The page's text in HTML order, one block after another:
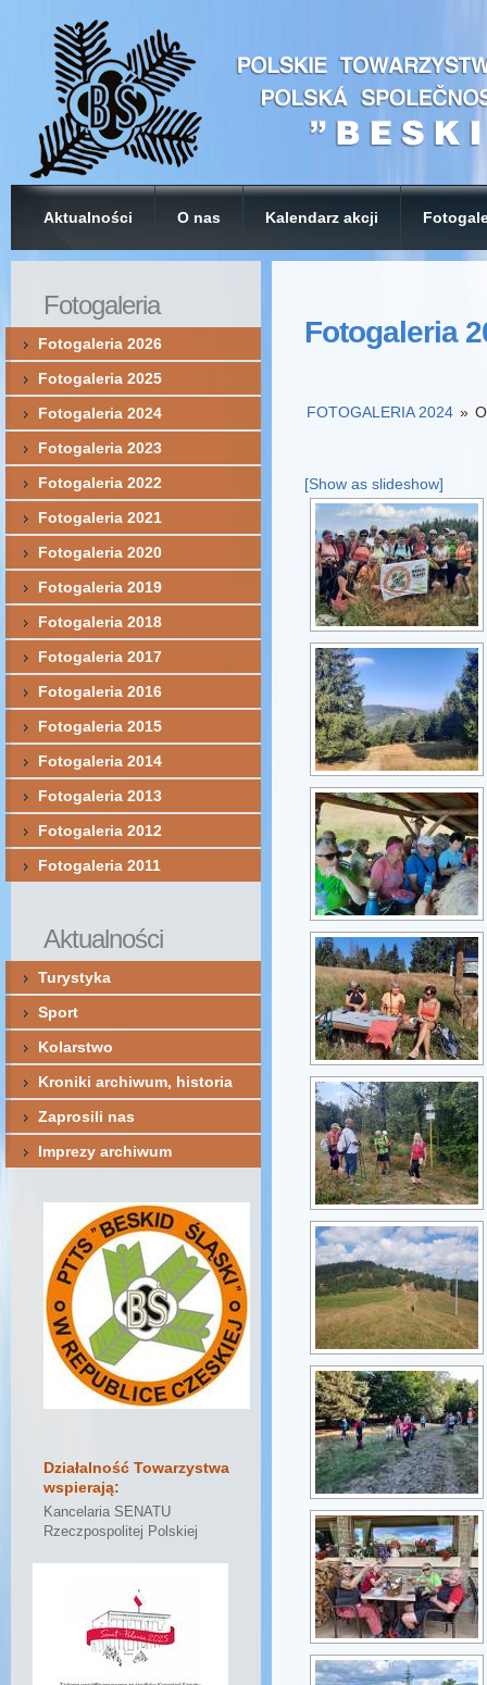
Aktualności O nas Kalendarz akcji
Fotogaleria
FOTOGALERIA 2024 »
[Show as slideshow]
Fotogaleria
Fotogaleria 2026
Fotogaleria 2025
Fotogaleria 2024
Fotogaleria 2023
Fotogaleria 2022
Fotogaleria 2021
Fotogaleria 2020
Fotogaleria 2019
Fotogaleria 2018
Fotogaleria 2017
Fotogaleria 2016
Fotogaleria 2015
Fotogaleria 2014
Fotogaleria 2013
Fotogaleria 2012
Fotogaleria 2011
Aktualności
Turystyka
Sport
Kolarstwo
Kroniki archiwum, historia
Zaprosili nas
Imprezy archiwum
Działalność Towarzystwa
wspierają:
Kancelaria SENATU
Rzeczpospolitej Polskiej